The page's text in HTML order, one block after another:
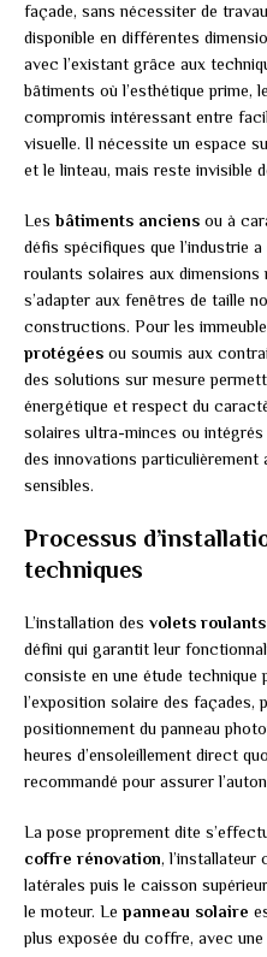
façade, sans nécessiter de
disponible en différentes
avec l’existant grâce aux
bâtiments où l’esthétique prime, le
compromis intéressant entre
visuelle. Il nécessite un espace
et le linteau, mais reste invisible
Lesbâtiments anciens ou à
défis spécifiques que l’industrie
roulants solaires aux
s’adapter aux fenêtres de taille
constructions. Pour les
protégées ou soumis aux
des solutions sur mesure
énergétique et respect du
solaires ultra-minces ou
des innovations particulièrement
sensibles.
Processus
techniques
L’installation des volets
défini qui garantit leur
consiste en une étude technique
l’exposition solaire des façades,
positionnement du panneau
heures d’ensoleillement direct
recommandé pour assurer
La pose proprement dite
coffre rénovation, l’installateur
latérales puis le caisson
le moteur. Le panneau solaire
plus exposée du coffre, avec